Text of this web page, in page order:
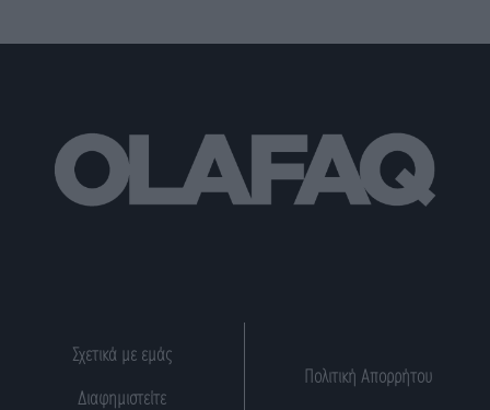
Σχετικά με εμάς
Διαφημιστείτε
Πολιτική Απορρήτου